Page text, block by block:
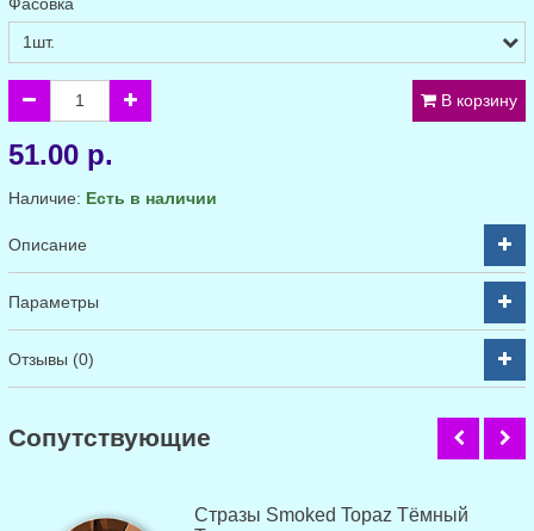
В корзину
51.00 р.
Наличие: Есть в наличии
Описание
Параметры
Отзывы (0)
Cопутствующие
Стразы Smoked Topaz Тёмный